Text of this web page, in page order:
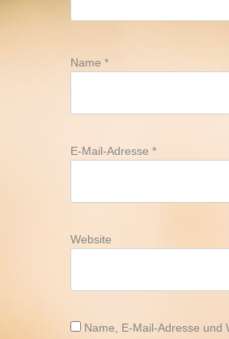
Name *
E-Mail-Adresse *
Website
Name, E-Mail-Adresse und